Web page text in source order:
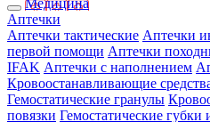
Медицина
Аптечки
Аптечки тактические Аптечки
первой помощи Аптечки
IFAK Аптечки с наполнением
Кровоостанавливающие
Гемостатические гранулы
повязки Гемостатические губки